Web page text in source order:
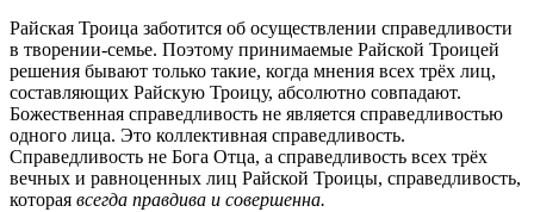
Райская Троица заботится об осуществлении справедливости
в творении-семье. Поэтому принимаемые Райской Троицей
решения бывают только такие, когда мнения всех трёх лиц,
составляющих Райскую Троицу, абсолютно совпадают.
Божественная справедливость не является справедливостью
одного лица. Это коллективная справедливость.
Справедливость не Бога Отца, а справедливость всех трёх
вечных и равноценных лиц Райской Троицы, справедливость,
которая всегда правдива и совершенна.